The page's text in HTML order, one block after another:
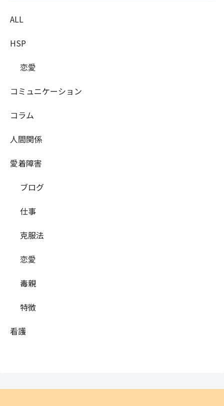
ALL
HSP
恋愛
コミュニケーション
コラム
人間関係
愛着障害
ブログ
仕事
克服法
恋愛
毒親
特徴
看護